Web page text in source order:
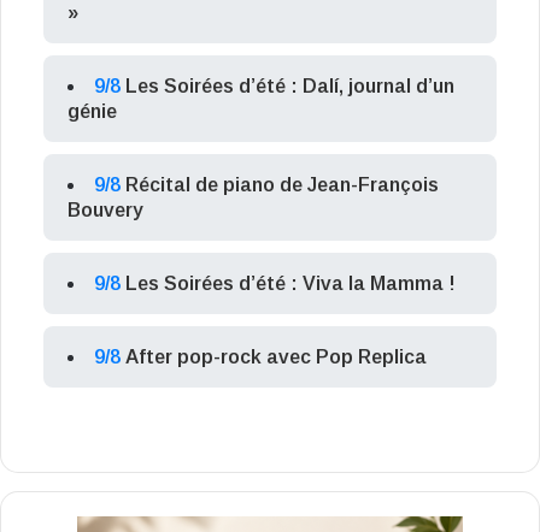
»
9/8 Les Soirées d’été : Dalí, journal d’un
génie
9/8 Récital de piano de Jean-François
Bouvery
9/8 Les Soirées d’été : Viva la Mamma !
9/8 After pop-rock avec Pop Replica